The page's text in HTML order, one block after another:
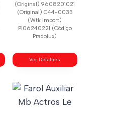
(Original) 9608201021
(Original) C44-0033
(Wtk Import)
Pl06240221 (Código
Pradolux)
Ver Detalhes